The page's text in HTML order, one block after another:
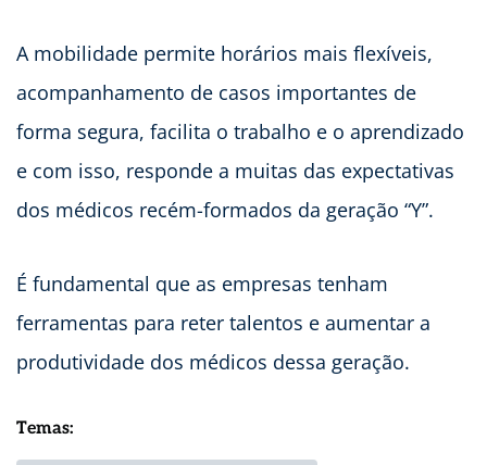
A mobilidade permite horários mais flexíveis,
acompanhamento de casos importantes de
forma segura, facilita o trabalho e o aprendizado
e com isso, responde a muitas das expectativas
dos médicos recém-formados da geração “Y”.
É fundamental que as empresas tenham
ferramentas para reter talentos e aumentar a
produtividade dos médicos dessa geração.
Temas: